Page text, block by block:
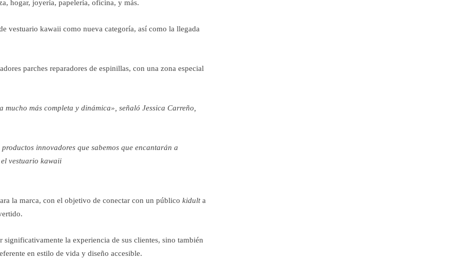
hogar, joyería, papelería, oficina, y más.
vestuario kawaii como nueva categoría, así como la llegada
parches reparadores de espinillas, con una zona especial
más completa y dinámica», señaló Jessica Carreño,
innovadores que sabemos que encantarán a
vestuario kawaii
la marca, con el objetivo de conectar con un público kidulta
la experiencia de sus clientes, sino también
en estilo de vida y diseño accesible.